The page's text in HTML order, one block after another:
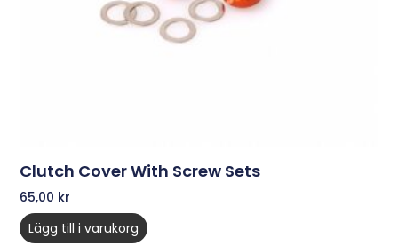
Clutch Cover With Screw Sets
65,00 kr
Lägg till i varukorg